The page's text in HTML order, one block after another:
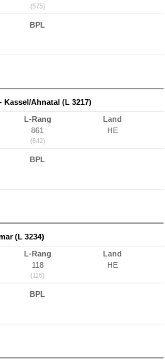
(575)
BPL
Kassel/Ahnatal (L 3217)
L-Rang
861
(842)
Land
HE
BPL
(L 3234)
L-Rang
118
(116)
Land
HE
BPL